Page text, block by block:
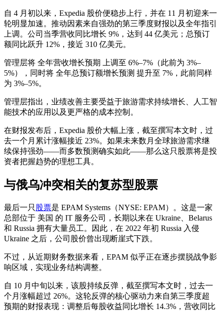
自 4 月初以来，Expedia 股价便稳步上行，并在 11 月初迎来一
轮明显加速。推动因素来自强劲的第三季度财报以及全年指引
上调。公司当季营收同比增长 9%，达到 44 亿美元；总预订
额同比跃升 12%，接近 310 亿美元。
管理层将 全年营收增长预期 上调至 6%–7%（此前为 3%–
5%），同时将 全年总预订额增长预测 提升至 7%，此前同样
为 3%–5%。
管理层指出，业绩改善主要受益于旅游需求持续增长、人工智
能技术的应用以及更严格的成本控制。
在财报发布后，Expedia 股价大幅上涨，截至撰写本文时，过
去一个月累计涨幅接近 23%。如果未来数月全球旅游需求继
续保持强劲——而多数预测确实如此——那么这只股票将是投
资者把握趋势的理想工具。
与俄乌冲突相关的复苏型股票
最后一只 股票是 EPAM Systems（NYSE: EPAM）。这是一家
总部位于 美国 的 IT 服务公司，长期以来在 Ukraine、Belarus
和 Russia 拥有大量员工。因此，在 2022 年初 Russia 入侵
Ukraine 之后，公司股价曾出现断崖式下跌。
不过，从近期财务数据来看，EPAM 似乎正在逐步摆脱战争影
响区域，实现业务结构调整。
自 10 月中旬以来，该股持续反弹，截至撰写本文时，过去一
个月涨幅超过 26%。这轮反弹的核心驱动力来自第三季度超
预期的财报表现：调整后每股收益同比增长 14.3%，营收同比